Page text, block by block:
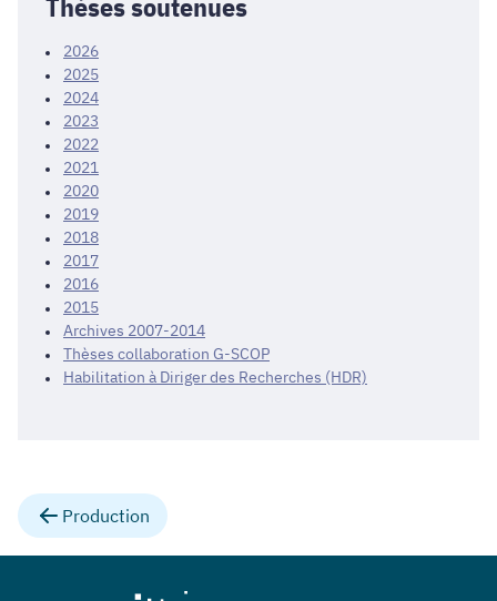
2026
2025
2024
2023
2022
2021
2020
2019
2018
2017
2016
2015
Archives 2007-2014
Thèses collaboration G-SCOP
Habilitation à Diriger des Recherches (HDR)
Production